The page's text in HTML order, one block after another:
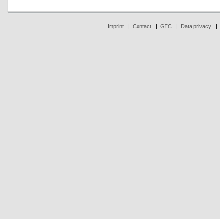
Imprint Contact GTC Data privacy